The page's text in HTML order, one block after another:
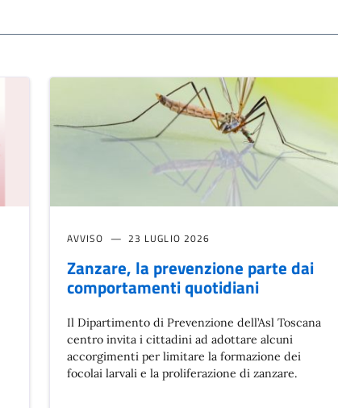
AVVISO 23 LUGLIO 2026
Zanzare, la prevenzione parte dai
comportamenti quotidiani
Il Dipartimento di Prevenzione dell’Asl Toscana
centro invita i cittadini ad adottare alcuni
accorgimenti per limitare la formazione dei
focolai larvali e la proliferazione di zanzare.